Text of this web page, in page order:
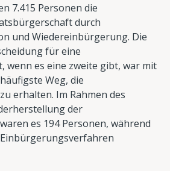
7.415 Personen die
durch
und Wiedereinbürgerung. Die
für eine
wenn es eine zweite gibt, war mit
Weg, die
erhalten. Im Rahmen des
der
es 194 Personen, während
Einbürgerungsverfahren